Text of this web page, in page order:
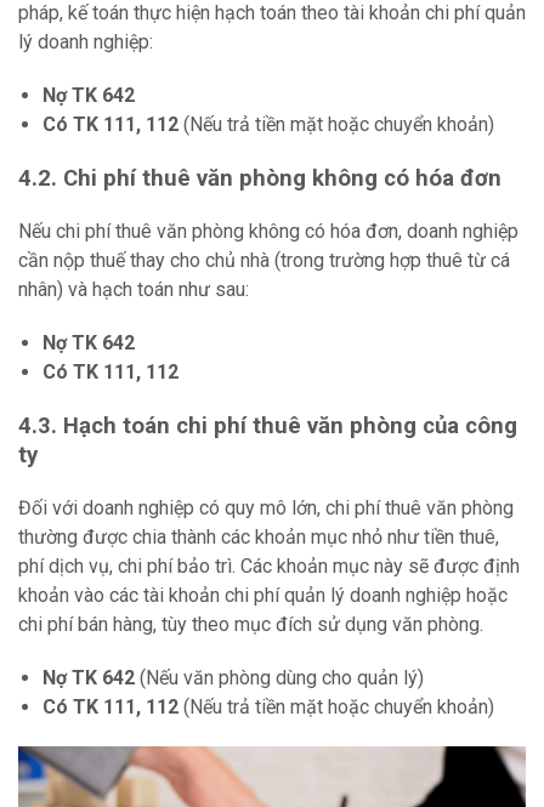
pháp, kế toán thực hiện hạch toán theo tài khoản chi phí quản
lý doanh nghiệp:
Nợ TK 642
Có TK 111, 112 (Nếu trả tiền mặt hoặc chuyển khoản)
4.2. Chi phí thuê văn phòng không có hóa đơn
Nếu chi phí thuê văn phòng không có hóa đơn, doanh nghiệp
cần nộp thuế thay cho chủ nhà (trong trường hợp thuê từ cá
nhân) và hạch toán như sau:
Nợ TK 642
Có TK 111, 112
4.3. Hạch toán chi phí thuê văn phòng của công
ty
Đối với doanh nghiệp có quy mô lớn, chi phí thuê văn phòng
thường được chia thành các khoản mục nhỏ như tiền thuê,
phí dịch vụ, chi phí bảo trì. Các khoản mục này sẽ được định
khoản vào các tài khoản chi phí quản lý doanh nghiệp hoặc
chi phí bán hàng, tùy theo mục đích sử dụng văn phòng.
Nợ TK 642 (Nếu văn phòng dùng cho quản lý)
Có TK 111, 112 (Nếu trả tiền mặt hoặc chuyển khoản)